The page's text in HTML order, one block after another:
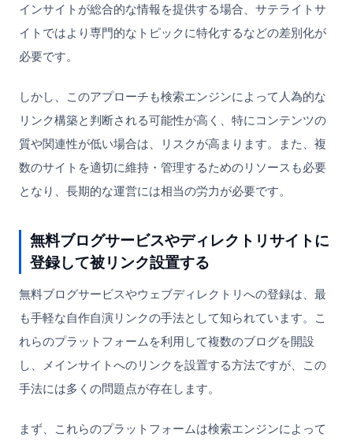
インサイトが総合的な情報を提供する場合、サテライトサ
イトではより専門的なトピックに特化するなどの差別化が
必要です。
しかし、このアプローチも検索エンジンによって人為的な
リンク構築と判断される可能性が高く、特にコンテンツの
質や関連性が低い場合は、リスクが高まります。また、複
数のサイトを適切に維持・管理するためのリソースも必要
となり、長期的な運営には相当の労力が必要です。
無料ブログサービスやディレクトリサイトに
登録して被リンク設置する
無料ブログサービスやウェブディレクトリへの登録は、最
も手軽な自作自演リンクの手法として知られています。こ
れらのプラットフォームを利用して複数のブログを開設
し、メインサイトへのリンクを設置する方法ですが、この
手法には多くの問題点が存在します。
まず、これらのプラットフォームは検索エンジンによって